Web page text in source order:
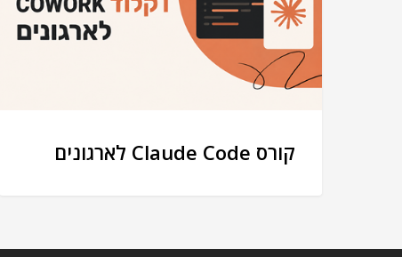
קורס Claude Code לארגונים